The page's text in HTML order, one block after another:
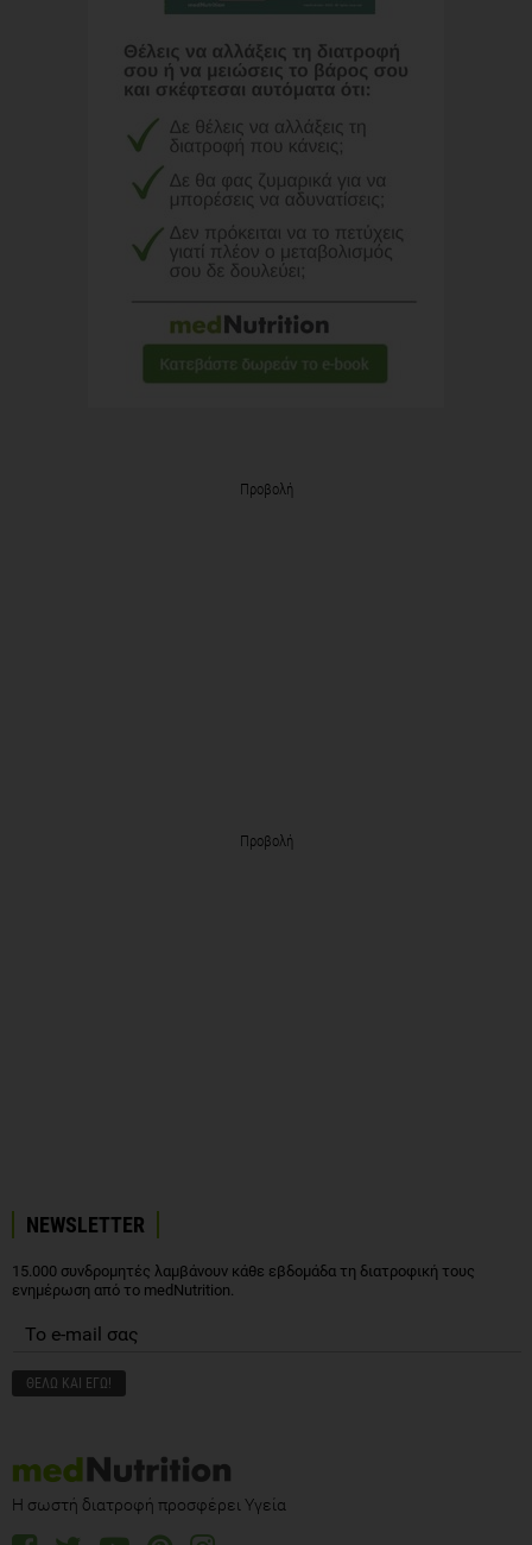
Προβολή
Προβολή
NEWSLETTER
15.000 συνδρομητές λαμβάνουν κάθε εβδομάδα τη διατροφική τους
ενημέρωση από το medNutrition.
Η σωστή διατροφή προσφέρει Υγεία